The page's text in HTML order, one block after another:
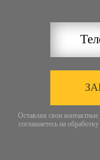
Оставляя свои
соглашаетесь на